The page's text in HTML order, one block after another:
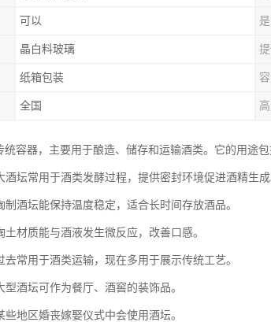
可以
晶白料玻璃
纸箱包装
全国
统容器，主要用于酿造、储存和运输酒类。它的用途包
酒坛常用于酒类发酵过程，提供密封环境促进酒精生成
制酒坛能保持温度稳定，适合长时间存放酒品。
土材质能与酒液发生微反应，改善口感。
去常用于酒类运输，现在多用于展示传统工艺。
型酒坛可作为餐厅、酒窖的装饰品。
些地区婚丧嫁娶仪式中会使用酒坛。